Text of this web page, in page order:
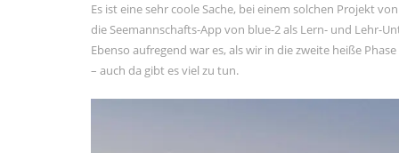
Februar 2021
Januar 2021
November 2020
Oktober 2020
Es ist eine sehr coole Sache, bei einem solchen Projekt
die Seemannschafts-App von blue-2 als Lern- und Lehr-
Ebenso aufregend war es, als wir in die zweite heiße
– auch da gibt es viel zu tun.